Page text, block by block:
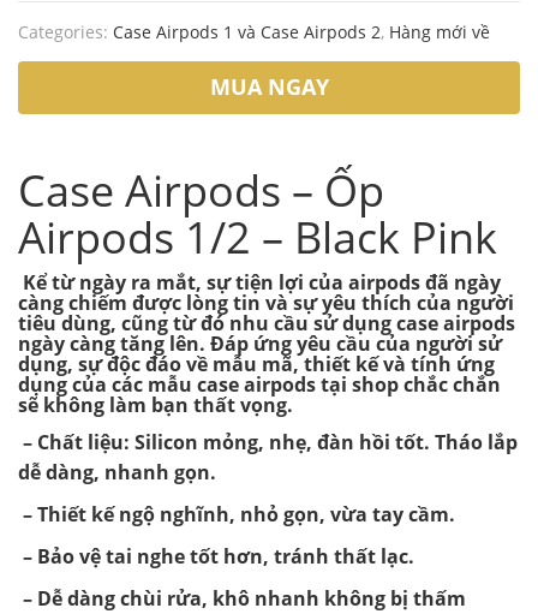
Categories: Case Airpods 1 và Case Airpods 2, Hàng mới về
MUA NGAY
Case Airpods – Ốp
Airpods 1/2 – Black Pink
Kể từ ngày ra mắt, sự tiện lợi của airpods đã ngày
càng chiếm được lòng tin và sự yêu thích của người
tiêu dùng, cũng từ đó nhu cầu sử dụng case airpods
ngày càng tăng lên. Đáp ứng yêu cầu của người sử
dụng, sự độc đáo về mẫu mã, thiết kế và tính ứng
dụng của các mẫu case airpods tại shop chắc chắn
sẽ không làm bạn thất vọng.
– Chất liệu: Silicon mỏng, nhẹ, đàn hồi tốt. Tháo lắp
dễ dàng, nhanh gọn.
– Thiết kế ngộ nghĩnh, nhỏ gọn, vừa tay cầm.
– Bảo vệ tai nghe tốt hơn, tránh thất lạc.
– Dễ dàng chùi rửa, khô nhanh không bị thấm